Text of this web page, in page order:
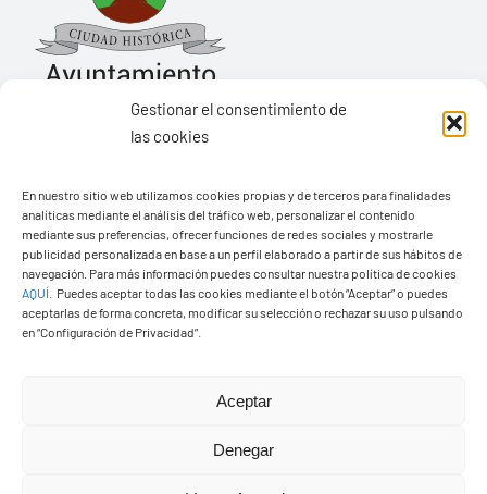
Gestionar el consentimiento de
las cookies
En nuestro sitio web utilizamos cookies propias y de terceros para finalidades
analíticas mediante el análisis del tráfico web, personalizar el contenido
mediante sus preferencias, ofrecer funciones de redes sociales y mostrarle
publicidad personalizada en base a un perfil elaborado a partir de sus hábitos de
navegación. Para más información puedes consultar nuestra política de cookies
AQUÍ
Puedes aceptar todas las cookies mediante el botón “Aceptar” o puedes
aceptarlas de forma concreta, modificar su selección o rechazar su uso pulsando
en “Configuración de Privacidad”.
Aceptar
Denegar
Pza. de Los Remedios, 1
35570 – Yaiza
Tel:928 83 62 20
© Copyright2026 Ayuntamiento de Yaiza - Todos los